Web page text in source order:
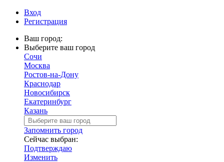
Вход
Регистрация
Ваш город:
Выберите ваш город
Сочи
Москва
Ростов-на-Дону
Краснодар
Новосибирск
Екатеринбург
Казань
Запомнить город
Сейчас выбран:
Подтверждаю
Изменить